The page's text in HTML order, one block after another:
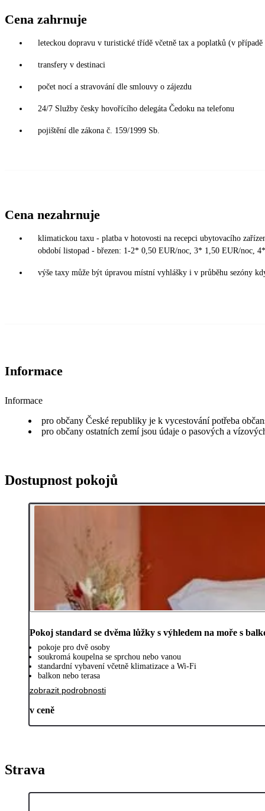
Cena zahrnuje
leteckou dopravu v turistické třídě včetně tax a poplatků (v případě
transfery v destinaci
počet nocí a stravování dle smlouvy o zájezdu
24/7 Služby česky hovořícího delegáta Čedoku na telefonu
pojištění dle zákona č. 159/1999 Sb.
Cena nezahrnuje
klimatickou taxu - platba v hotovosti na recepci ubytovacího
období listopad - březen: 1-2* 0,50 EUR/noc, 3* 1,50 EUR/noc,
výše taxy může být úpravou místní vyhlášky i v průběhu sezóny
Informace
Informace
pro občany České republiky je k vycestování potřeba
pro občany ostatních zemí jsou údaje o pasových a
Dostupnost pokojů
Pokoj standard se dvěma lůžky s výhledem na moře s
pokoje pro dvě osoby
soukromá koupelna se sprchou nebo vanou
standardní vybavení včetně klimatizace a Wi-Fi
balkon nebo terasa
zobrazit podrobnosti
v ceně
Strava